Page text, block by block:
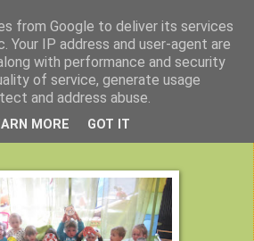
De Klimtoren
from Google to deliver its services
Your IP address and user-agent are
with performance and security
of service, generate usage
and address abuse.
MORE GOT IT